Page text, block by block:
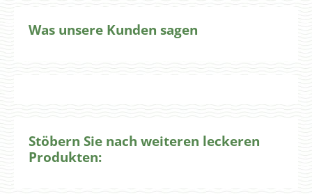
Was unsere Kunden sagen
Stöbern Sie nach weiteren leckeren
Produkten: